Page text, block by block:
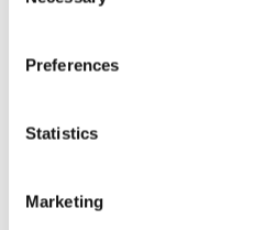
Preferences
Statistics
Marketing